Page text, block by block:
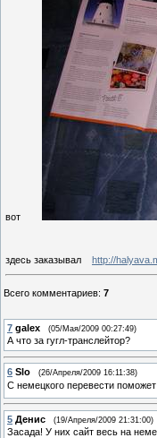
вот
здесь заказывал http://
Всего комментариев: 7
7 galex (05/Мая/2009 00:27:49)
А что за гугл-транслейтор?
6 Slo (26/Апреля/2009 16:11:38)
С немецкого перевести поможет
5 Денис (19/Апреля/2009 21:31:00)
Засада! У них сайт весь на